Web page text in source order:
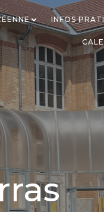
INFOS